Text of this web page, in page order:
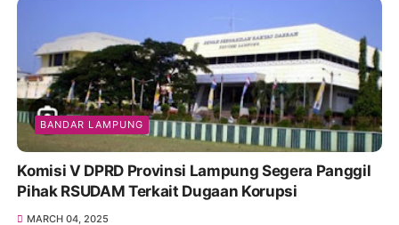
BANDAR LAMPUNG
Komisi V DPRD Provinsi Lampung Segera Panggil
Pihak RSUDAM Terkait Dugaan Korupsi
MARCH 04, 2025